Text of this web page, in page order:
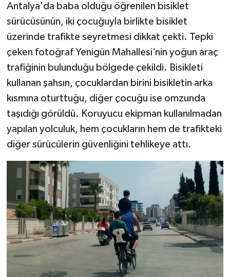
Antalya'da baba olduğu öğrenilen bisiklet
sürücüsünün, iki çocuğuyla birlikte bisiklet
üzerinde trafikte seyretmesi dikkat çekti. Tepki
çeken fotoğraf Yenigün Mahallesi’nin yoğun araç
trafiğinin bulunduğu bölgede çekildi. Bisikleti
kullanan şahsın, çocuklardan birini bisikletin arka
kısmına oturttuğu, diğer çocuğu ise omzunda
taşıdığı görüldü. Koruyucu ekipman kullanılmadan
yapılan yolculuk, hem çocukların hem de trafikteki
diğer sürücülerin güvenliğini tehlikeye attı.